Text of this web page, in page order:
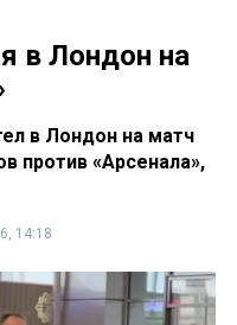
в Лондон на
в Лондон на матч
против «Арсенала»,
14:18